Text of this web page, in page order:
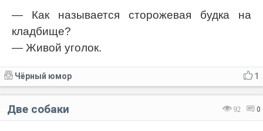
— Как называется сторожевая будка на
кладбище?
— Живой уголок.
1
Чёрный юмор
92 0
Две собаки